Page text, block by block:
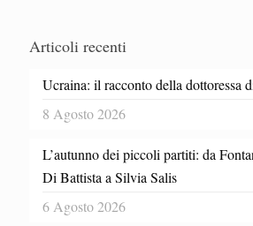
Articoli recenti
Ucraina: il racconto della dottoressa
8 Agosto 2026
L’autunno dei piccoli partiti: da
Di Battista a Silvia Salis
6 Agosto 2026